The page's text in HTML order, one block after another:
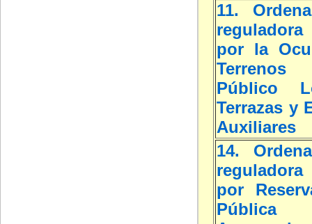
11.
por la
Público
Terrazas y
Auxiliares
14.
por